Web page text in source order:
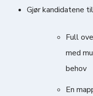
Gjør kandidatene
Full
med
behov
En